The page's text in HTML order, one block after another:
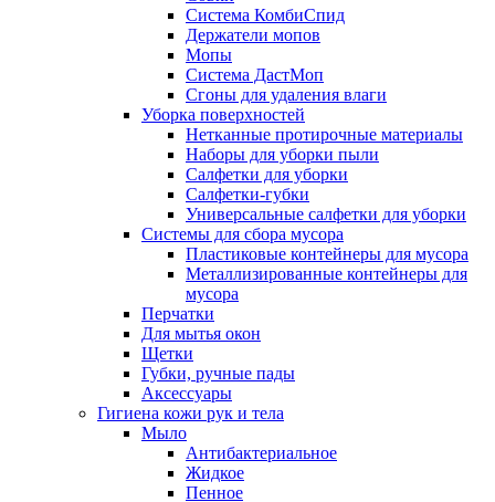
Система КомбиСпид
Держатели мопов
Мопы
Система ДастМоп
Сгоны для удаления влаги
Уборка поверхностей
Нетканные протирочные материалы
Наборы для уборки пыли
Салфетки для уборки
Салфетки-губки
Универсальные салфетки для уборки
Системы для сбора мусора
Пластиковые контейнеры для мусора
Металлизированные контейнеры для
мусора
Перчатки
Для мытья окон
Щетки
Губки, ручные пады
Аксессуары
Гигиена кожи рук и тела
Мыло
Антибактериальное
Жидкое
Пенное